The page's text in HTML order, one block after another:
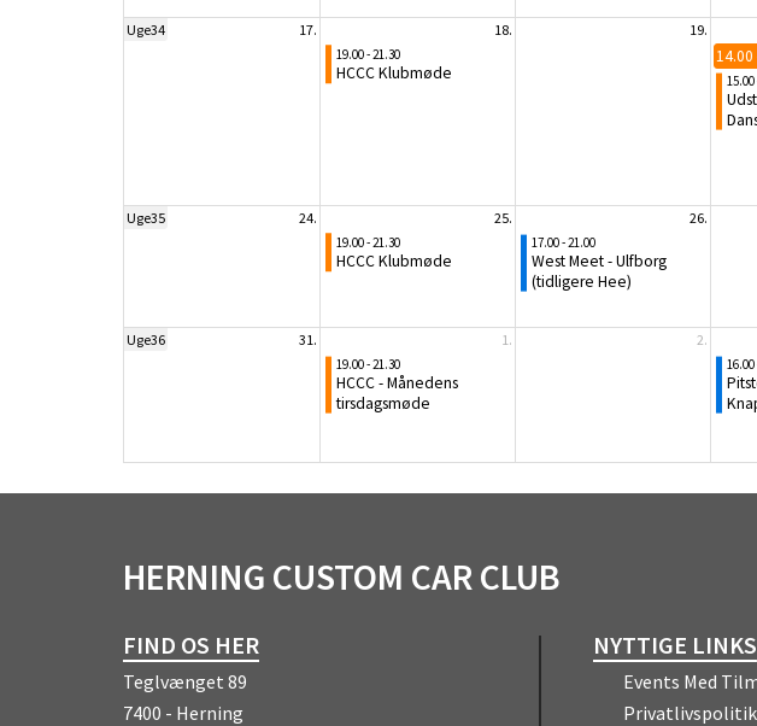
Uge34 17. 18.
19.00 - 21.30
HCCC Klubmøde
19.
14.00
15.00
Uge35 24. 25.
19.00 - 21.30
HCCC Klubmøde
26.
17.00 - 21.00
West Meet - Ulfborg
(tidligere Hee)
Uge36 31. 1.
19.00 - 21.30
HCCC - Månedens
tirsdagsmøde
2.
16.00
HERNING CUSTOM CAR CLUB
FIND OS HER
Teglvænget 89
7400 - Herning
NYTTIGE LINKS
Events Med
Privatlivspolitik